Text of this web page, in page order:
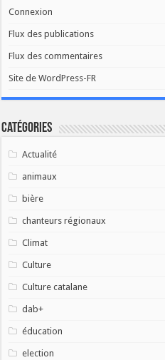
Connexion
Flux des publications
Flux des commentaires
Site de WordPress-FR
Catégories
Actualité
animaux
bière
chanteurs régionaux
Climat
Culture
Culture catalane
dab+
éducation
election